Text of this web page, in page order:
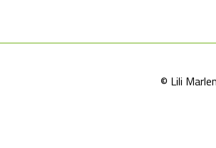
© Lili